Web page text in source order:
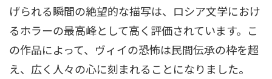
げられる瞬間の絶望的な描写は、ロシア文学におけ
るホラーの最高峰として高く評価されています。こ
の作品によって、ヴィイの恐怖は民間伝承の枠を超
え、広く人々の心に刻まれることになりました。